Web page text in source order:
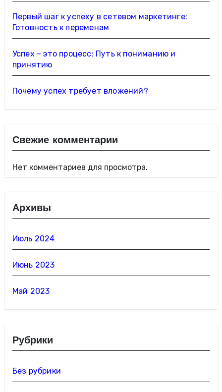
Первый шаг к успеху в сетевом маркетинге:
Готовность к переменам
Успех – это процесс: Путь к пониманию и
принятию
Почему успех требует вложений?
Свежие комментарии
Нет комментариев для просмотра.
Архивы
Июль 2024
Июнь 2023
Май 2023
Рубрики
Без рубрики